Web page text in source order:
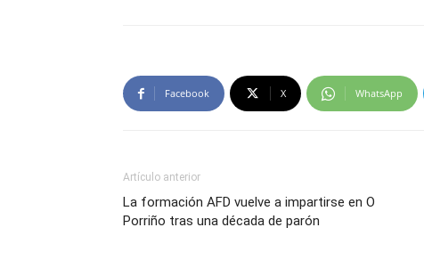
Facebook X WhatsApp
Artículo anterior
La formación AFD vuelve a impartirse en O
Porriño tras una década de parón